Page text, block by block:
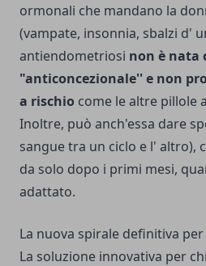
ormonali che mandano la
(vampate, insonnia, sbalzi d'
antiendometriosi non è nata
"anticoncezionale'' e non
a rischio come le altre pillole
Inoltre, può anch'essa dare
sangue tra un ciclo e l' altro),
da solo dopo i primi mesi,
adattato.
La nuova spirale definitiva
La soluzione innovativa per